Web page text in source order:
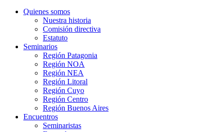
Quienes somos
Nuestra historia
Comisión directiva
Estatuto
Seminarios
Región Patagonia
Región NOA
Región NEA
Región Litoral
Región Cuyo
Región Centro
Región Buenos Aires
Encuentros
Seminaristas